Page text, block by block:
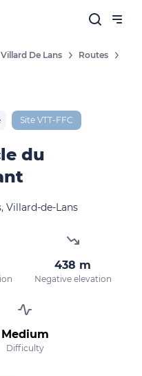
De Lans
Routes
Site VTT-FFC
du
Villard-de-Lans
438 m
Negative elevation
Medium
Difficulty